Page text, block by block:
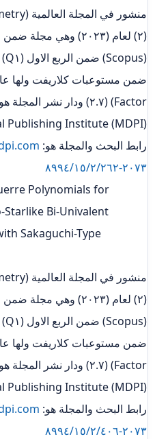
(٢) لعام (٢٠٢٣) وهي
Publishing Institute (MDPI))
رابط البحث والمجلة هو:
٢٠٧٣-٨٩٩٤/١٥/٢/٢٦٢
Starlike Bi-Univalent
Sakaguchi-Type
(٢) لعام (٢٠٢٣) وهي
Publishing Institute (MDPI))
رابط البحث والمجلة هو:
٢٠٧٣-٨٩٩٤/١٥/٢/٤٠٦